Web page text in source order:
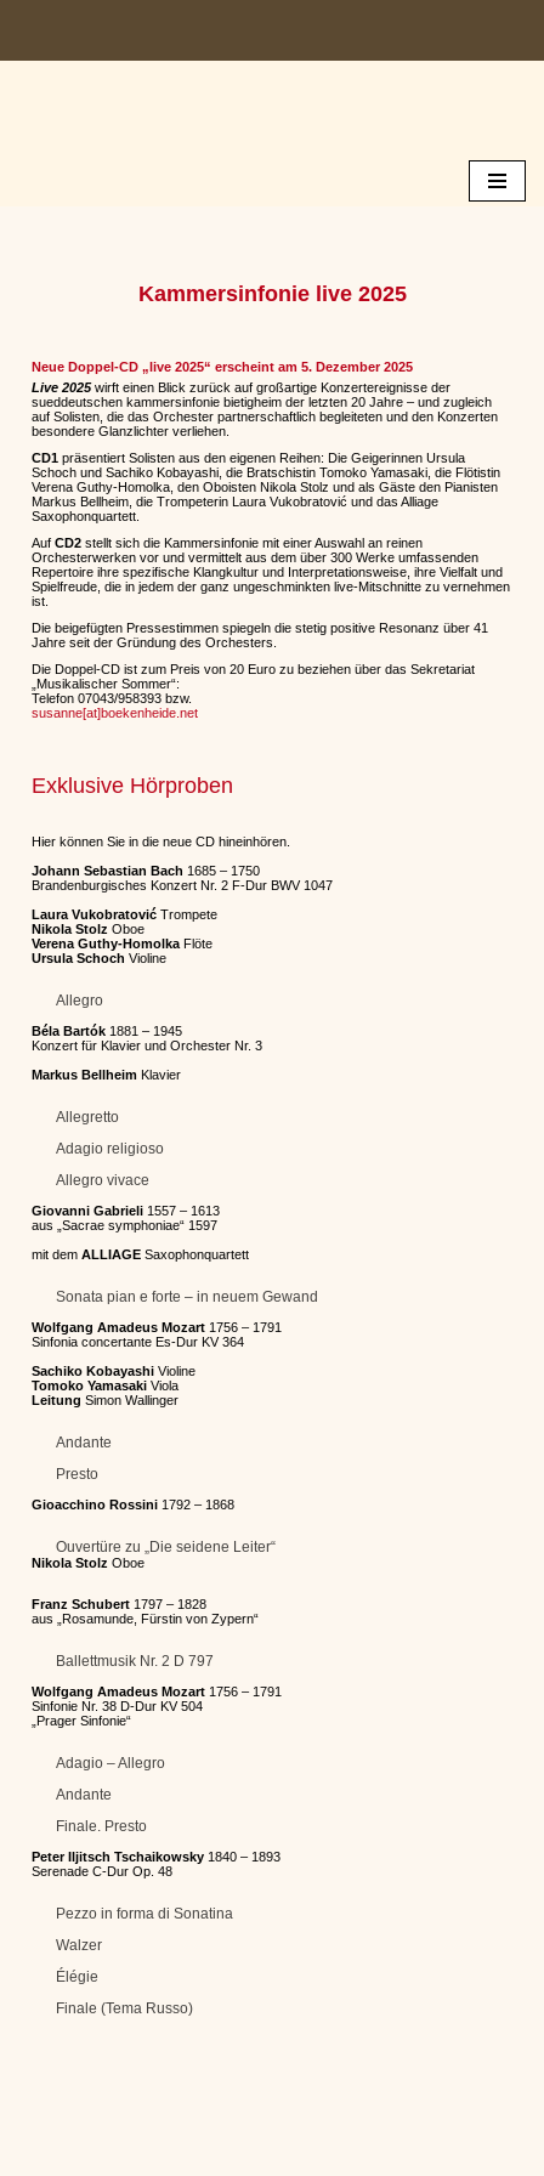
Zum
Kammersinfonie live 2025
Neue Doppel-CD„live 2025“ erscheint am 5. Dezember 2025
Live 2025wirft einen Blick zurück auf großartige Konzertereignisse der
sueddeutschen kammersinfonie bietigheim der letzten 20 Jahre – und zugleich
auf Solisten, die das Orchester partnerschaftlich begleiteten und den Konzerten
besondere Glanzlichter verliehen.
CD1 präsentiert Solisten aus den eigenen Reihen: Die Geigerinnen Ursula
Schoch und Sachiko Kobayashi, die Bratschistin Tomoko Yamasaki, die Flötistin
Verena Guthy-Homolka, den Oboisten Nikola Stolz und als Gäste den Pianisten
Markus Bellheim, die Trompeterin Laura Vukobratović und das Alliage
Saxophonquartett.
AufCD2 stellt sich die Kammersinfonie mit einer Auswahl an reinen
Orchesterwerken vor und vermittelt aus dem über 300 Werke umfassenden
Repertoire ihre spezifische Klangkultur und Interpretationsweise, ihre Vielfalt und
Spielfreude, die in jedem der ganz ungeschminkten live-Mitschnitte zu vernehmen
ist.
Die beigefügten Pressestimmen spiegeln die stetig positive Resonanz über 41
Jahre seit der Gründung des Orchesters.
Die Doppel-CD ist zum Preis von 20 Euro zu beziehen über das Sekretariat
„Musikalischer Sommer“:
Telefon 07043/958393 bzw.
susanne[at]boekenheide.net
Exklusive Hörproben
Hier können Sie in die neue CD hineinhören.
Johann Sebastian Bach 1685 – 1750
Brandenburgisches Konzert Nr. 2 F-Dur BWV 1047
Laura Vukobratović Trompete
Nikola Stolz Oboe
Verena Guthy-Homolka Flöte
Ursula Schoch Violine
Allegro
Béla Bartók 1881 – 1945
Konzert für Klavier und Orchester Nr. 3
Markus Bellheim Klavier
Allegretto
Adagio religioso
Allegro vivace
Giovanni Gabrieli 1557 – 1613
aus „Sacrae symphoniae“ 1597
mit demALLIAGE Saxophonquartett
Sonata pian e forte – in neuem Gewand
Wolfgang Amadeus Mozart 1756 – 1791
Sinfonia concertante Es-Dur KV 364
Sachiko Kobayashi Violine
Tomoko Yamasaki Viola
LeitungSimon Wallinger
Andante
Presto
Gioacchino Rossini 1792 – 1868
Ouvertüre zu „Die seidene Leiter“
Nikola Stolz Oboe
Franz Schubert 1797 – 1828
aus „Rosamunde, Fürstin von Zypern“
Ballettmusik Nr. 2 D 797
Wolfgang Amadeus Mozart 1756 – 1791
Sinfonie Nr. 38 D-Dur KV 504
„Prager Sinfonie“
Adagio – Allegro
Andante
Finale. Presto
Peter Iljitsch Tschaikowsky 1840 – 1893
Serenade C-Dur Op. 48
Pezzo in forma di Sonatina
Walzer
Élégie
Finale (Tema Russo)